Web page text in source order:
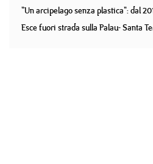
"Un arcipelago senza plastica": dal
Esce fuori strada sulla Palau- Santa